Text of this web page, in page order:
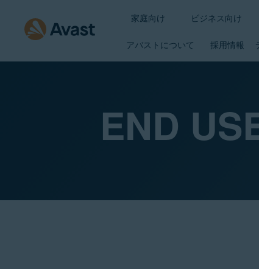
家庭向け ビジネス向け
アバストについて 採用情報
END